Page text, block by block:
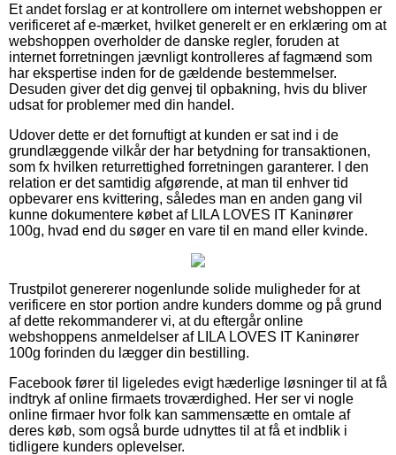
Et andet forslag er at kontrollere om internet webshoppen er
verificeret af e-mærket, hvilket generelt er en erklæring om at
webshoppen overholder de danske regler, foruden at
internet forretningen jævnligt kontrolleres af fagmænd som
har ekspertise inden for de gældende bestemmelser.
Desuden giver det dig genvej til opbakning, hvis du bliver
udsat for problemer med din handel.
Udover dette er det fornuftigt at kunden er sat ind i de
grundlæggende vilkår der har betydning for transaktionen,
som fx hvilken returrettighed forretningen garanterer. I den
relation er det samtidig afgørende, at man til enhver tid
opbevarer ens kvittering, således man en anden gang vil
kunne dokumentere købet af LILA LOVES IT Kaninører
100g, hvad end du søger en vare til en mand eller kvinde.
Trustpilot genererer nogenlunde solide muligheder for at
verificere en stor portion andre kunders domme og på grund
af dette rekommanderer vi, at du eftergår online
webshoppens anmeldelser af LILA LOVES IT Kaninører
100g forinden du lægger din bestilling.
Facebook fører til ligeledes evigt hæderlige løsninger til at få
indtryk af online firmaets troværdighed. Her ser vi nogle
online firmaer hvor folk kan sammensætte en omtale af
deres køb, som også burde udnyttes til at få et indblik i
tidligere kunders oplevelser.